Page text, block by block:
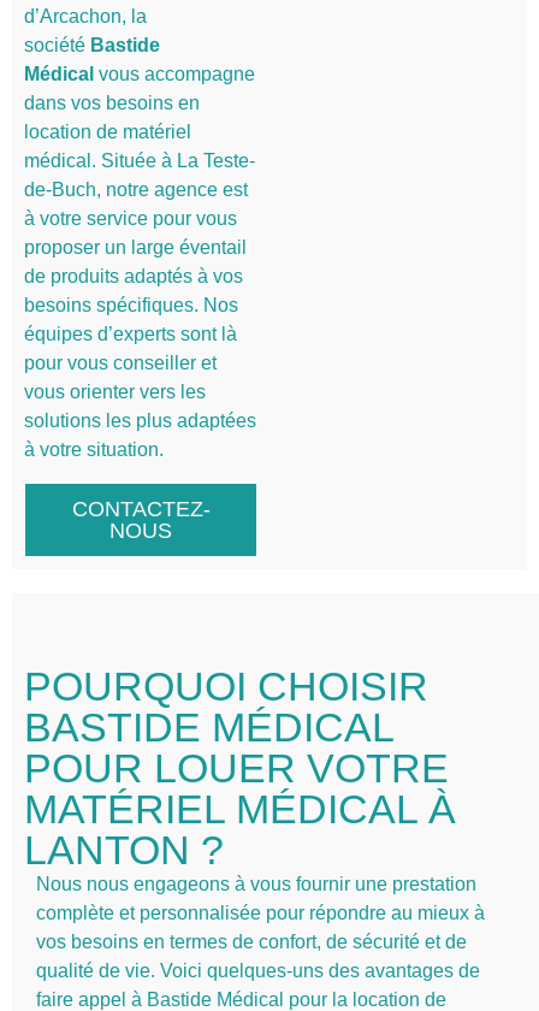
d’Arcachon, la
société Bastide
Médical vous accompagne
dans vos besoins en
location de matériel
médical. Située à La Teste-
de-Buch, notre agence est
à votre service pour vous
proposer un large éventail
de produits adaptés à vos
besoins spécifiques. Nos
équipes d’experts sont là
pour vous conseiller et
vous orienter vers les
solutions les plus adaptées
à votre situation.
CONTACTEZ-
NOUS
POURQUOI CHOISIR
BASTIDE MÉDICAL
POUR LOUER VOTRE
MATÉRIEL MÉDICAL À
LANTON ?
Nous nous engageons à vous fournir une prestation
complète et personnalisée pour répondre au mieux à
vos besoins en termes de confort, de sécurité et de
qualité de vie. Voici quelques-uns des avantages de
faire appel à Bastide Médical pour la location de